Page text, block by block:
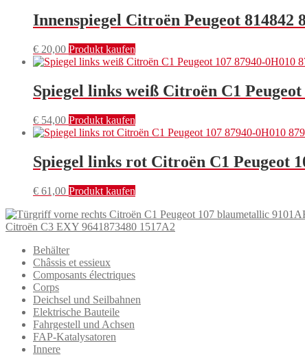
Innenspiegel Citroën Peugeot 814842
€ 20,00 Produkt kaufen
Spiegel links weiß Citroën C1 Peugeot
€ 54,00 Produkt kaufen
Spiegel links rot Citroën C1 Peugeot
€ 61,00 Produkt kaufen
Citroën C3 EXY 9641873480 1517A2
Behälter
Châssis et essieux
Composants électriques
Corps
Deichsel und Seilbahnen
Elektrische Bauteile
Fahrgestell und Achsen
FAP-Katalysatoren
Innere